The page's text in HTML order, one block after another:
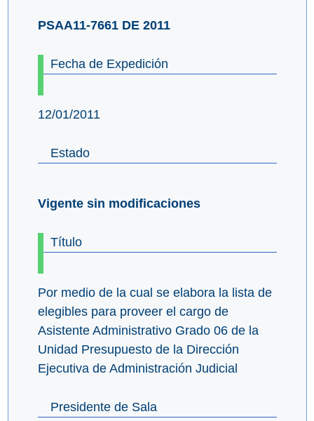
PSAA11-7661 DE 2011
Fecha de Expedición
12/01/2011
Estado
Vigente sin modificaciones
Título
Por medio de la cual se elabora la lista de
elegibles para proveer el cargo de
Asistente Administrativo Grado 06 de la
Unidad Presupuesto de la Dirección
Ejecutiva de Administración Judicial
Presidente de Sala